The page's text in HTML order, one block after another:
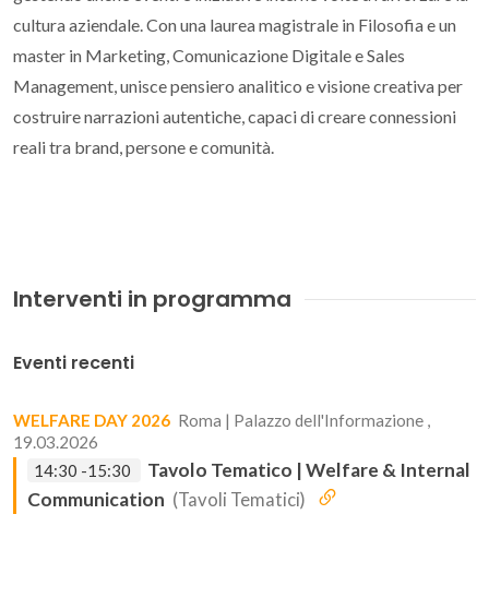
cultura aziendale. Con una laurea magistrale in Filosofia e un
master in Marketing, Comunicazione Digitale e Sales
Management, unisce pensiero analitico e visione creativa per
costruire narrazioni autentiche, capaci di creare connessioni
reali tra brand, persone e comunità.
Interventi in programma
Eventi recenti
WELFARE DAY 2026 Roma | Palazzo dell'Informazione ,
19.03.2026
14:30 -15:30
Tavolo Tematico | Welfare & Internal
Communication (Tavoli Tematici)